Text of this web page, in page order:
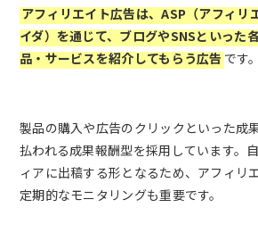
アフィリエイト広告は、ASP（アフィリ
イダ）を通じて、ブログやSNSといった
品・サービスを紹介してもらう広告 です。
製品の購入や広告のクリックといった成
払われる成果報酬型を採用しています。
ィアに出稿する形となるため、アフィリ
定期的なモニタリングも重要です。